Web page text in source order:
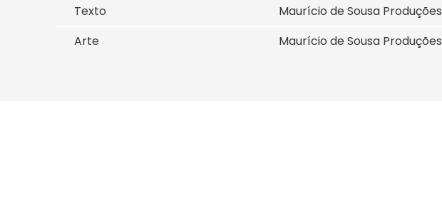
Texto
Maurício de Sousa Produções
Arte
Maurício de Sousa Produções